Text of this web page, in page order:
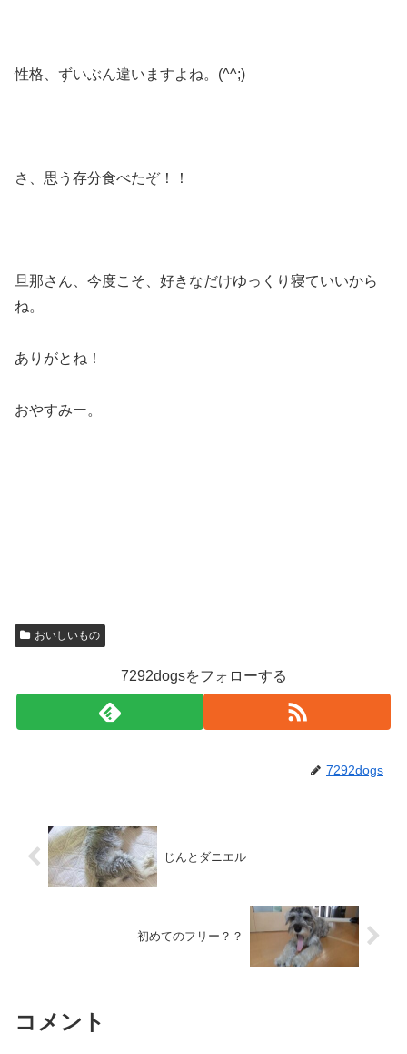
性格、ずいぶん違いますよね。(^^;)
さ、思う存分食べたぞ！！
旦那さん、今度こそ、好きなだけゆっくり寝ていいから
ね。
ありがとね！
おやすみー。
おいしいもの
7292dogsをフォローする
7292dogs
じんとダニエル
初めてのフリー？？
コメント